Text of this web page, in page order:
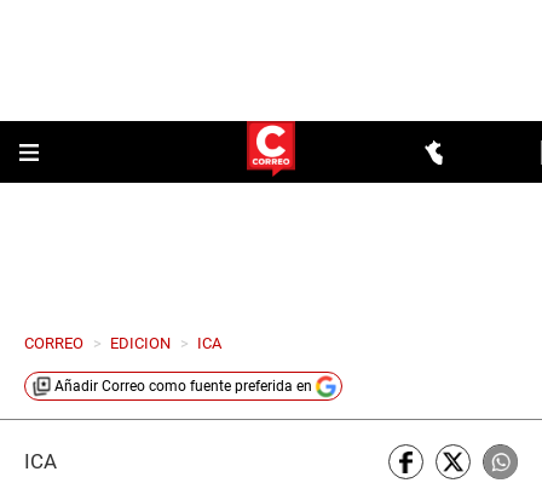
CORREO > EDICION > ICA
Añadir Correo como fuente preferida en
ICA